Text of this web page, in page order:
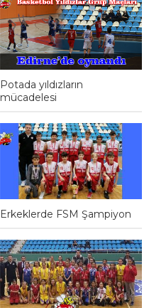
Potada yıldızların
mücadelesi
Erkeklerde FSM Şampiyon